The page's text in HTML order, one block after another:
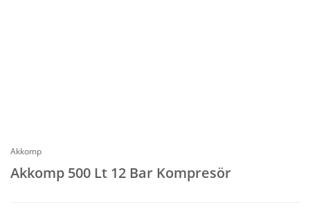
Akkomp
Akkomp 500 Lt 12 Bar Kompresör